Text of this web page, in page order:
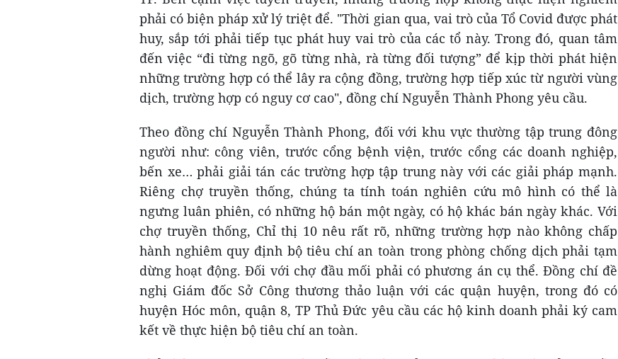
phải có biện pháp xử lý triệt để. "Thời gian qua, vai trò của Tổ Covid được phát
huy, sắp tới phải tiếp tục phát huy vai trò của các tổ này. Trong đó, quan tâm
đến việc “đi từng ngõ, gõ từng nhà, rà từng đối tượng” để kịp thời phát hiện
những trường hợp có thể lây ra cộng đồng, trường hợp tiếp xúc từ người vùng
dịch, trường hợp có nguy cơ cao", đồng chí Nguyễn Thành Phong yêu cầu.
Theo đồng chí Nguyễn Thành Phong, đối với khu vực thường tập trung đông
người như: công viên, trước cổng bệnh viện, trước cổng các doanh nghiệp,
bến xe… phải giải tán các trường hợp tập trung này với các giải pháp mạnh.
Riêng chợ truyền thống, chúng ta tính toán nghiên cứu mô hình có thể là
ngưng luân phiên, có những hộ bán một ngày, có hộ khác bán ngày khác. Với
chợ truyền thống, Chỉ thị 10 nêu rất rõ, những trường hợp nào không chấp
hành nghiêm quy định bộ tiêu chí an toàn trong phòng chống dịch phải tạm
dừng hoạt động. Đối với chợ đầu mối phải có phương án cụ thể. Đồng chí đề
nghị Giám đốc Sở Công thương thảo luận với các quận huyện, trong đó có
huyện Hóc môn, quận 8, TP Thủ Đức yêu cầu các hộ kinh doanh phải ký cam
kết về thực hiện bộ tiêu chí an toàn.